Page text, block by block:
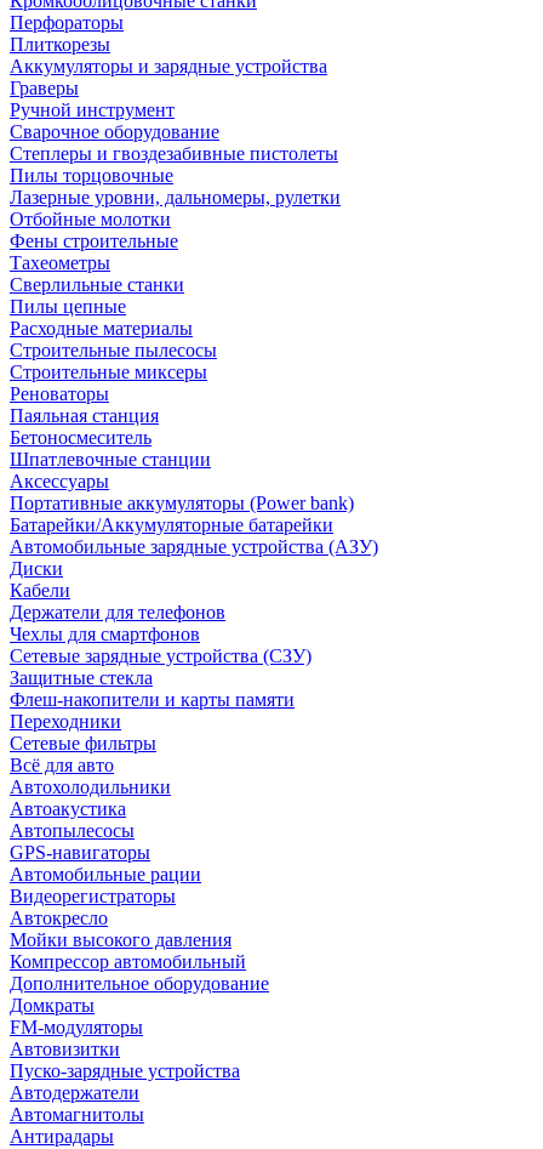
Перфораторы
Плиткорезы
Аккумуляторы и зарядные устройства
Граверы
Ручной инструмент
Сварочное оборудование
Степлеры и гвоздезабивные пистолеты
Пилы торцовочные
Лазерные уровни, дальномеры, рулетки
Отбойные молотки
Фены строительные
Тахеометры
Сверлильные станки
Пилы цепные
Расходные материалы
Строительные пылесосы
Строительные миксеры
Реноваторы
Паяльная станция
Бетоносмеситель
Шпатлевочные станции
Аксессуары
Портативные аккумуляторы (Power bank)
Батарейки/Аккумуляторные батарейки
Автомобильные зарядные устройства (АЗУ)
Диски
Кабели
Держатели для телефонов
Чехлы для смартфонов
Сетевые зарядные устройства (СЗУ)
Защитные стекла
Флеш-накопители и карты памяти
Переходники
Сетевые фильтры
Всё для авто
Автохолодильники
Автоакустика
Автопылесосы
GPS-навигаторы
Автомобильные рации
Видеорегистраторы
Автокресло
Мойки высокого давления
Компрессор автомобильный
Дополнительное оборудование
Домкраты
FM-модуляторы
Автовизитки
Пуско-зарядные устройства
Автодержатели
Автомагнитолы
Антирадары